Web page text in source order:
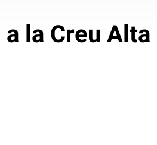
la Creu Alta